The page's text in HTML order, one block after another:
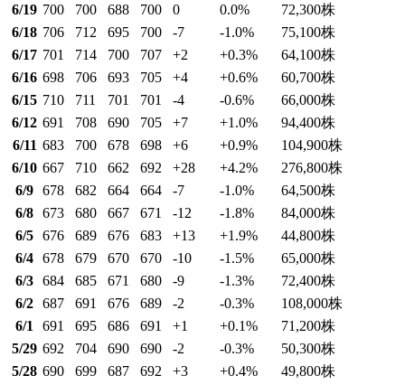
6/19 700 700 688 700 0 0.0% 72,300株
6/18 706 712 695 700 -7 -1.0% 75,100株
6/17 701 714 700 707 +2 +0.3% 64,100株
6/16 698 706 693 705 +4 +0.6% 60,700株
6/15 710 711 701 701 -4 -0.6% 66,000株
6/12 691 708 690 705 +7 +1.0% 94,400株
6/11 683 700 678 698 +6 +0.9% 104,900株
6/10 667 710 662 692 +28 +4.2% 276,800株
6/9 678 682 664 664 -7 -1.0% 64,500株
6/8 673 680 667 671 -12 -1.8% 84,000株
6/5 676 689 676 683 +13 +1.9% 44,800株
6/4 678 679 670 670 -10 -1.5% 65,000株
6/3 684 685 671 680 -9 -1.3% 72,400株
6/2 687 691 676 689 -2 -0.3% 108,000株
6/1
691 695 686 691 +1 +0.1% 71,200株
5/29 692 704 690 690 -2 -0.3% 50,300株
5/28 690 699 687 692 +3 +0.4% 49,800株